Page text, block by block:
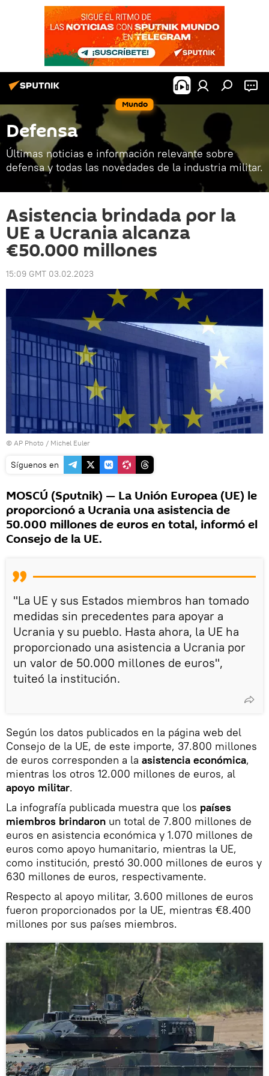
Mundo
Defensa
Últimas noticias e información relevante sobre
defensa y todas las novedades de la industria militar.
Asistencia brindada por la
UE a Ucrania alcanza
€50.000 millones
15:09 GMT 03.02.2023
© AP Photo / Michel Euler
Síguenos en
MOSCÚ (Sputnik) — La Unión Europea (UE) le
proporcionó a Ucrania una asistencia de
50.000 millones de euros en total, informó el
Consejo de la UE.
"La UE y sus Estados miembros han tomado
medidas sin precedentes para apoyar a
Ucrania y su pueblo. Hasta ahora, la UE ha
proporcionado una asistencia a Ucrania por
un valor de 50.000 millones de euros",
tuiteó la institución.
Según los datos publicados en la página web del
Consejo de la UE, de este importe, 37.800 millones
de euros corresponden a la asistencia económica,
mientras los otros 12.000 millones de euros, al
apoyo militar.
La infografía publicada muestra que los países
miembros brindaron un total de 7.800 millones de
euros en asistencia económica y 1.070 millones de
euros como apoyo humanitario, mientras la UE,
como institución, prestó 30.000 millones de euros y
630 millones de euros, respectivamente.
Respecto al apoyo militar, 3.600 millones de euros
fueron proporcionados por la UE, mientras €8.400
millones por sus países miembros.